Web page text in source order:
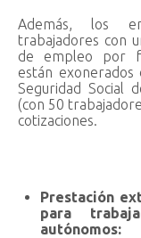
Además, los
trabajadores con
de empleo por
están
Seguridad Social
(con 50
cotizaciones.
Prestación
para
autónomos: